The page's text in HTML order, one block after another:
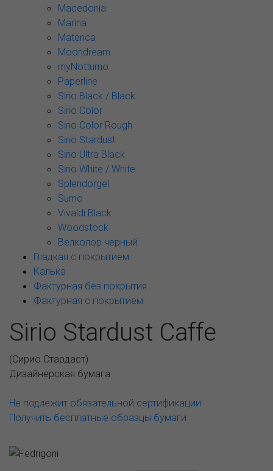
Macedonia
Marina
Materica
Moondream
myNotturno
Paperline
Sirio Black / Black
Sirio Color
Sirio Color Rough
Sirio Stardust
Sirio Ultra Black
Sirio White / White
Splendorgel
Sumo
Vivaldi Black
Woodstock
Велколор черный
Гладкая с покрытием
Калька
Фактурная без покрытия
Фактурная с покрытием
Sirio Stardust Caffe
(Сирио Стардаст)
Дизайнерская бумага
Не подлежит обязательной сертификации
Получить бесплатные образцы бумаги